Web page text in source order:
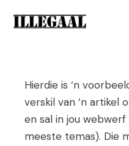
Hierdie is ‘n
verskil van ‘n artikel
en sal in jou
meeste temas). Die